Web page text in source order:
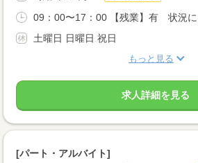
09：00〜17：00 【残業】有 状況に
土曜日 日曜日 祝日
もっと見る
求人詳細を見る
[パート・アルバイト]